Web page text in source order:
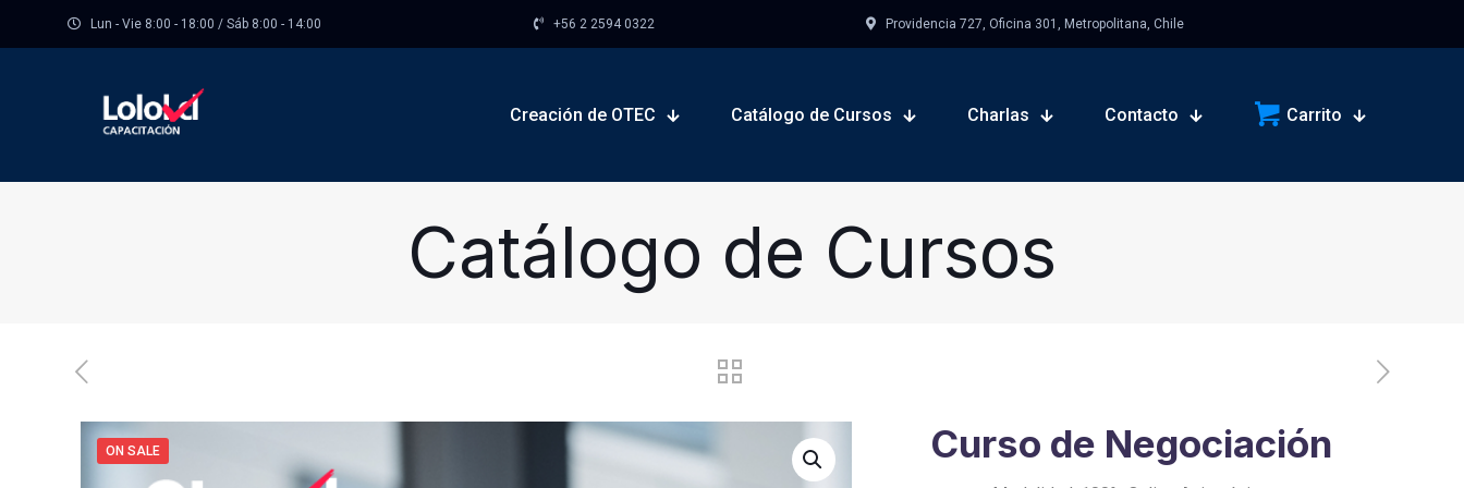
Lun - Vie 8:00 - 18:00 / Sáb 8:00 - 14:00 +56 2 2594 0322 Providencia 727, Oficina 301, Metropolitana, Chile
Creación de OTEC Catálogo de Cursos Charlas Contacto Carrito
Catálogo de Cursos
ON SALE Curso de Negociación